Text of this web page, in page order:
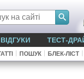
ВІДГУКИ ТЕСТ-
ПОШУК БЛЕК-ЛІСТ